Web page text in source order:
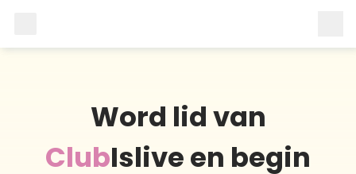
Word lid van
ClubIslive en begin